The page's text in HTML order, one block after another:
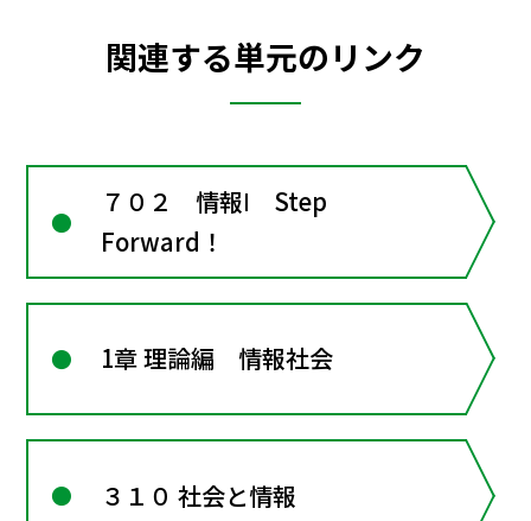
関連する単元のリンク
７０２ 情報Ⅰ Step
Forward！
1章 理論編 情報社会
３１０ 社会と情報